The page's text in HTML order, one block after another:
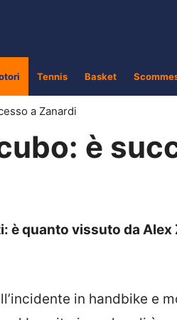
Tennis Basket
a Zanardi
è
è quanto vissuto da
in handbike e